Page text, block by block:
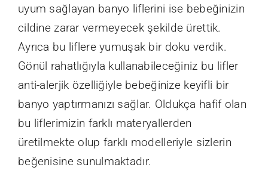
uyum sağlayan banyo liflerini ise bebeğinizin
cildine zarar vermeyecek şekilde ürettik.
Ayrıca bu liflere yumuşak bir doku verdik.
Gönül rahatlığıyla kullanabileceğiniz bu lifler
anti-alerjik özelliğiyle bebeğinize keyifli bir
banyo yaptırmanızı sağlar. Oldukça hafif olan
bu liflerimizin farklı materyallerden
üretilmekte olup farklı modelleriyle sizlerin
beğenisine sunulmaktadır.